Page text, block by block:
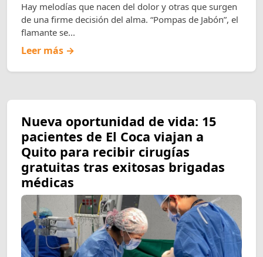
Hay melodías que nacen del dolor y otras que surgen
de una firme decisión del alma. “Pompas de Jabón”, el
flamante se...
Leer más →
Nueva oportunidad de vida: 15
pacientes de El Coca viajan a
Quito para recibir cirugías
gratuitas tras exitosas brigadas
médicas